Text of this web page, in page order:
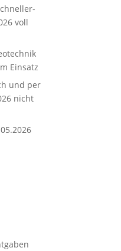
voll
Einsatz
und per
nicht